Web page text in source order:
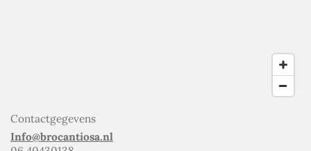
Contactgegevens
Info@brocantiosa.nl